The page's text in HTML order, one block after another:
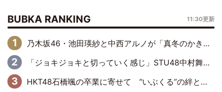
BUBKA RANKING 11:30更新
乃木坂46・池田瑛紗と中西アルノが「真冬のかき氷」騒動で火花散らす！ 因縁の裏にあるのは、逆境をともに“凌”ぐ似た者同士の絆
「ジョキジョキと切っていく感じ」STU48中村舞、新しい挑戦は自らの手で
HKT48石橋颯の卒業に寄せて “いぶくる”の絆と後輩・龍頭綺音の決意